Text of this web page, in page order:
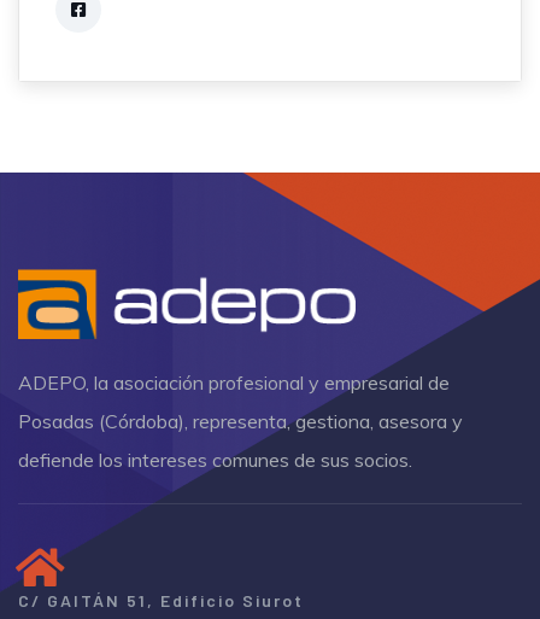
ADEPO, la asociación profesional y empresarial de
Posadas (Córdoba), representa, gestiona, asesora y
defiende los intereses comunes de sus socios.
C/ GAITÁN 51, Edificio Siurot